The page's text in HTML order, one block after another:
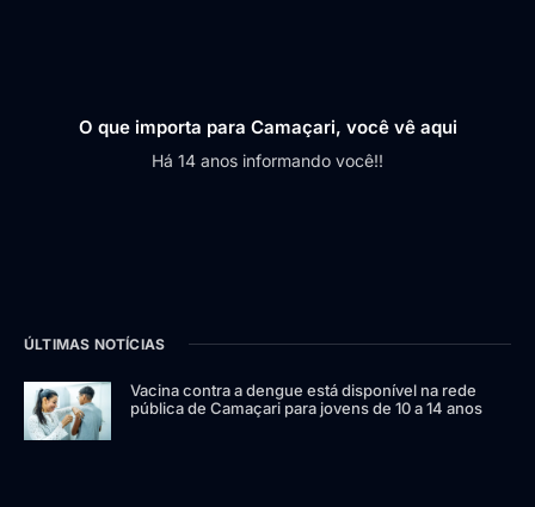
O que importa para Camaçari, você vê aqui
Há 14 anos informando você!!
ÚLTIMAS NOTÍCIAS
Vacina contra a dengue está disponível na rede
pública de Camaçari para jovens de 10 a 14 anos